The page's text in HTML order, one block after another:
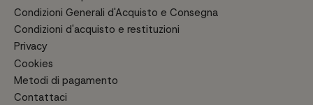
Condizioni Generali d'Acquisto e Consegna
Condizioni d'acquisto e restituzioni
Privacy
Cookies
Metodi di pagamento
Contattaci